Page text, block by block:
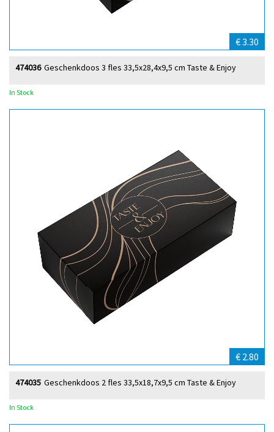
€ 3.30
Geschenkdoos 3 fles 33,5x28,4x9,5 cm Taste & Enjoy
474036
In Stock
€ 2.80
Geschenkdoos 2 fles 33,5x18,7x9,5 cm Taste & Enjoy
474035
In Stock